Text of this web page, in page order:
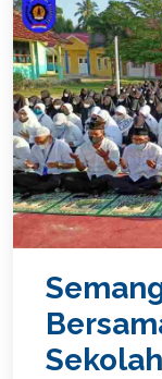
Sekolah